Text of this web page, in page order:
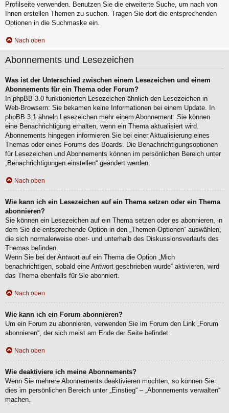
Profilseite verwenden. Benutzen Sie die erweiterte Suche, um nach von
Ihnen erstellen Themen zu suchen. Tragen Sie dort die entsprechenden
Optionen in die Suchmaske ein.
Nach oben
Abonnements und Lesezeichen
Was ist der Unterschied zwischen einem Lesezeichen und einem
Abonnements für ein Thema oder Forum?
In phpBB 3.0 funktionierten Lesezeichen ähnlich den Lesezeichen in
Web-Browsern: Sie bekamen keine Informationen bei einem Update. In
phpBB 3.1 ähneln Lesezeichen mehr einem Abonnement: Sie können
eine Benachrichtigung erhalten, wenn ein Thema aktualisiert wird.
Abonnements hingegen informieren Sie bei einer Aktualisierung eines
Themas oder eines Forums des Boards. Die Benachrichtigungsoptionen
für Lesezeichen und Abonnements können im persönlichen Bereich unter
„Benachrichtigungen einstellen“ geändert werden.
Nach oben
Wie kann ich ein Lesezeichen auf ein Thema setzen oder ein Thema
abonnieren?
Sie können ein Lesezeichen auf ein Thema setzen oder es abonnieren, in
dem Sie die entsprechende Option in den „Themen-Optionen“ auswählen,
die sich normalerweise ober- und unterhalb des Diskussionsverlaufs des
Themas befinden.
Wenn Sie bei der Antwort auf ein Thema die Option „Mich
benachrichtigen, sobald eine Antwort geschrieben wurde“ aktivieren, wird
das Thema ebenfalls für Sie abonniert.
Nach oben
Wie kann ich ein Forum abonnieren?
Um ein Forum zu abonnieren, verwenden Sie im Forum den Link „Forum
abonnieren“, der sich meist am Ende der Seite befindet.
Nach oben
Wie deaktiviere ich meine Abonnements?
Wenn Sie mehrere Abonnements deaktivieren möchten, so können Sie
dies im persönlichen Bereich unter „Einstieg“ – „Abonnements verwalten“
machen.